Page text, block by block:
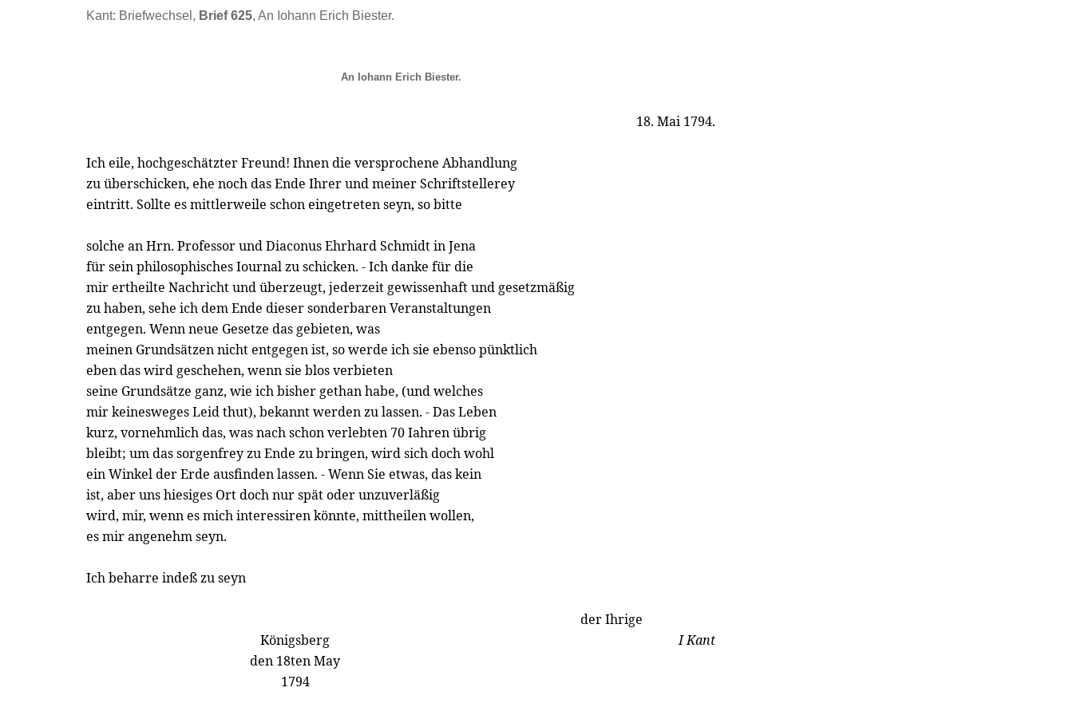
Kant: Briefwechsel, Brief 625, An Iohann Erich Biester.
An Iohann Erich Biester.
18. Mai 1794.
Ich eile, hochgeschätzter Freund! Ihnen die versprochene Abhandlung
zu überschicken, ehe noch das Ende Ihrer und meiner Schriftstellerey
eintritt. Sollte es mittlerweile schon eingetreten seyn, so bitte
solche an Hrn. Professor und Diaconus Ehrhard Schmidt in Jena
für sein philosophisches Iournal zu schicken. - Ich danke für die
mir ertheilte Nachricht und überzeugt, jederzeit gewissenhaft und gesetzmäßig
zu haben, sehe ich dem Ende dieser sonderbaren Veranstaltungen
entgegen. Wenn neue Gesetze das gebieten, was
meinen Grundsätzen nicht entgegen ist, so werde ich sie ebenso pünktlich
eben das wird geschehen, wenn sie blos verbieten
seine Grundsätze ganz, wie ich bisher gethan habe, (und welches
mir keinesweges Leid thut), bekannt werden zu lassen. - Das Leben
kurz, vornehmlich das, was nach schon verlebten 70 Iahren übrig
bleibt; um das sorgenfrey zu Ende zu bringen, wird sich doch wohl
ein Winkel der Erde ausfinden lassen. - Wenn Sie etwas, das kein
ist, aber uns hiesiges Ort doch nur spät oder unzuverläßig
wird, mir, wenn es mich interessiren könnte, mittheilen wollen,
es mir angenehm seyn.
Ich beharre indeß zu seyn
der Ihrige
Königsberg
I Kant
den 18ten May
1794